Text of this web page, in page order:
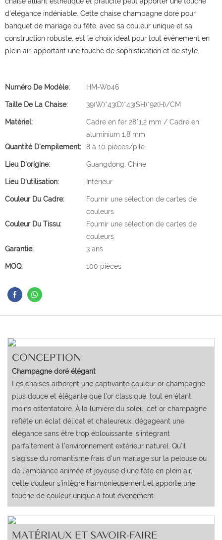
d'élégance indéniable. Cette chaise champagne doré pour
banquet de mariage ou fête, avec sa couleur unique et sa
construction robuste, est le choix idéal pour tout événement en
plein air, apportant une touche de sophistication et de style.
Numéro De Modèle: HM-W046
Taille De La Chaise: 39(W)*43(D)*43(SH)*92(H)/CM
Matériel:
Cadre en fer 28*1,2 mm / Cadre en
aluminium 1,8 mm
Quantité D'empilement:
8 à 10 pièces/pile
Lieu D'origine: Guangdong, Chine
Lieu D'utilisation: Intérieur
Couleur Du Cadre:
Fournir une sélection de cartes de
couleurs
Couleur Du Tissu:
Fournir une sélection de cartes de
couleurs
Garantie:
3 ans
MOQ: 100 pièces
CONCEPTION
Champagne doré élégant
Les chaises arborent une captivante couleur or champagne,
plus douce et élégante que l'or classique, tout en étant
moins ostentatoire. À la lumière du soleil, cet or champagne
reflète un éclat délicat et chaleureux, dégageant une
élégance sans être trop éblouissante, s'intégrant
parfaitement à l'environnement extérieur naturel. Qu'il
s'agisse du romantisme frais d'un mariage sur la pelouse ou
de l'ambiance animée et joyeuse d'une fête en plein air,
cette couleur s'intègre harmonieusement et apporte une
touche de couleur unique à tout événement.
MATÉRIAUX ET SAVOIR-FAIRE